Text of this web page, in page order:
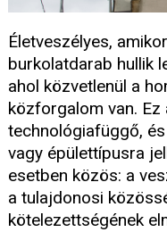
Életveszélyes,
burkolatdarab hullik
ahol közvetlenül a
közforgalom van. Ez
technológiafüggő,
vagy épülettípusra
esetben közös: a
a tulajdonosi
kötelezettségének